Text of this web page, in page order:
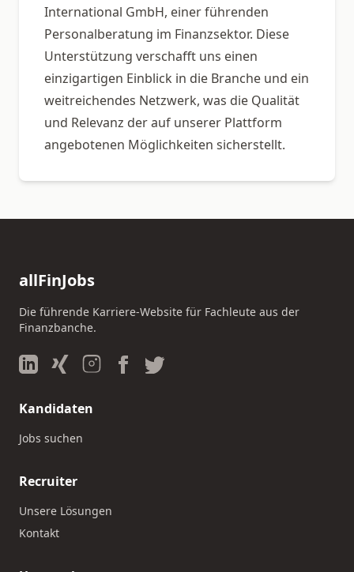
International GmbH, einer führenden
Personalberatung im Finanzsektor. Diese
Unterstützung verschafft uns einen
einzigartigen Einblick in die Branche und ein
weitreichendes Netzwerk, was die Qualität
und Relevanz der auf unserer Plattform
angebotenen Möglichkeiten sicherstellt.
allFinJobs
Die führende Karriere-Website für Fachleute aus der
Finanzbanche.
Kandidaten
Jobs suchen
Recruiter
Unsere Lösungen
Kontakt